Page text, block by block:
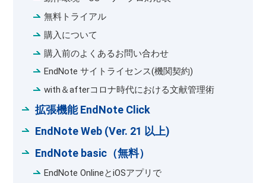
無料トライアル
購入について
購入前のよくあるお問い合わせ
EndNote サイトライセンス(機関契約)
with＆afterコロナ時代における文献管理術
拡張機能 EndNote Click
EndNote Web (Ver. 21 以上)
EndNote basic（無料）
EndNote OnlineとiOSアプリで